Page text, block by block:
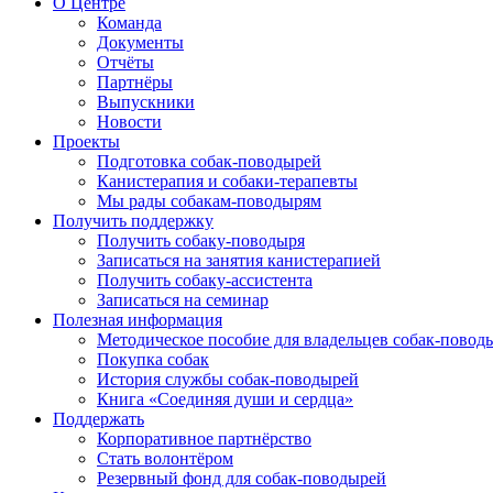
Команда
Документы
Отчёты
Партнёры
Выпускники
Новости
Проекты
Подготовка собак-поводырей
Канистерапия и собаки-терапевты
Мы рады собакам-поводырям
Получить поддержку
Получить собаку-поводыря
Записаться на занятия канистерапией
Получить собаку-ассистента
Записаться на семинар
Полезная информация
Методическое пособие для владельцев собак-
Покупка собак
История службы собак-поводырей
Книга «Соединяя души и сердца»
Поддержать
Корпоративное партнёрство
Стать волонтёром
Резервный фонд для собак-поводырей